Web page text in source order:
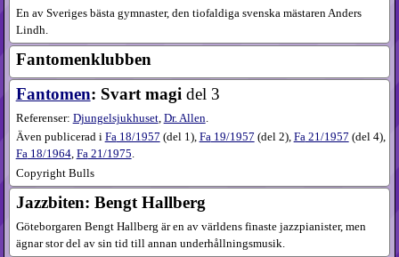
En av Sveriges bästa gymnaster, den tiofaldiga svenska mästaren Anders
Lindh.
Fantomenklubben
Fantomen: Svart magi del 3
Referenser: Djungelsjukhuset, Dr. Allen
Även publicerad i Fa18​/1957 (del 1), Fa19​/1957 (del 2), Fa21​/1957 (del 4),
Fa18​/1964, Fa21​/1975.
Copyright Bulls
Jazzbiten: Bengt Hallberg
Göteborgaren Bengt Hallberg är en av världens finaste jazzpianister, men
ägnar stor del av sin tid till annan underhållningsmusik.